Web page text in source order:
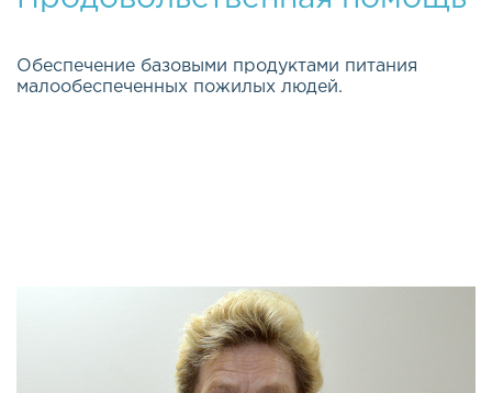
Обеспечение базовыми продуктами питания
малообеспеченных пожилых людей.